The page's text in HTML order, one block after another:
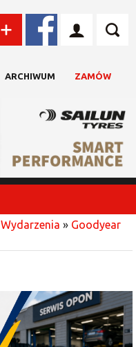
ARCHIWUM ZAMÓW
Wydarzenia » Goodyear